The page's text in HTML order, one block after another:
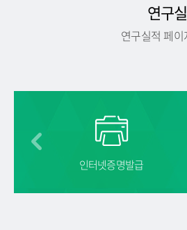
연구
연구실적 페
인터넷증명발급